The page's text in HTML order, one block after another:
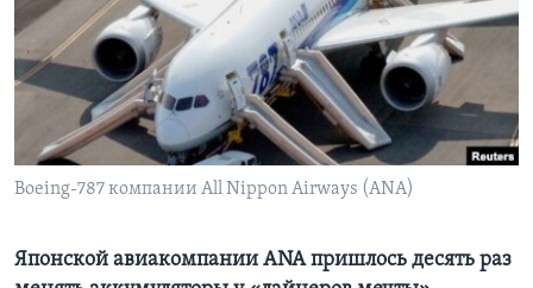
Learning English
СОЦИАЛЬНЫЕ СЕТИ
Boeing-787 компании All Nippon Airways (ANA)
Японской авиакомпании ANA пришлось десять раз